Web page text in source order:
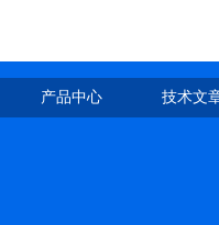
产品中心 技术文